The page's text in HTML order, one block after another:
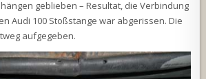
geblieben – Resultat, die Verbindung
Audi 100 Stoßstange war abgerissen. Die
aufgegeben.